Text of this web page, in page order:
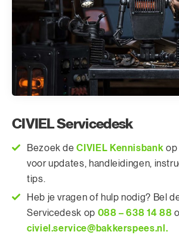
CIVIEL Servicedesk
Bezoek deCIVIEL Kennisbank op
voor updates, handleidingen,
tips.
Heb je vragen of hulp nodig? Bel
Servicedesk op 088 – 638 14 88
civiel.service@bakkerspees.nl.